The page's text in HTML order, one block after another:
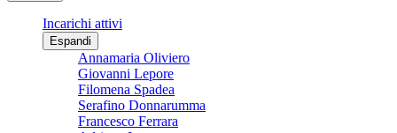
Incarichi attivi
Espandi
Annamaria Oliviero
Giovanni Lepore
Filomena Spadea
Serafino Donnarumma
Francesco Ferrara